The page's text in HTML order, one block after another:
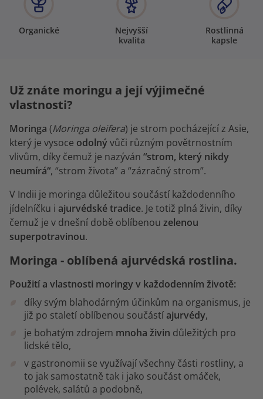
Organické
Nejvyšší
kvalita
Rostlinná
kapsle
Už znáte moringu a její výjimečné
vlastnosti?
Moringa (Moringa oleifera) je strom pocházející z Asie,
který je vysoce odolnývůči různým povětrnostním
vlivům, díky čemuž je nazýván “strom, který nikdy
neumírá“, “strom života” a “zázračný strom”.
V Indii je moringa důležitou součástí každodenního
jídelníčku i ajurvédské tradice. Je totiž plná živin, díky
čemuž je v dnešní době oblíbenou zelenou
superpotravinou.
Moringa - oblíbená ajurvédská rostlina.
Použití a vlastnosti moringy v každodenním životě:
díky svým blahodárným účinkům na organismus, je
již po staletí oblíbenou součástí ajurvédy,
je bohatým zdrojem mnoha živin důležitých pro
lidské tělo,
v gastronomii se využívají všechny části rostliny, a
to jak samostatně tak i jako součást omáček,
polévek, salátů a podobně,